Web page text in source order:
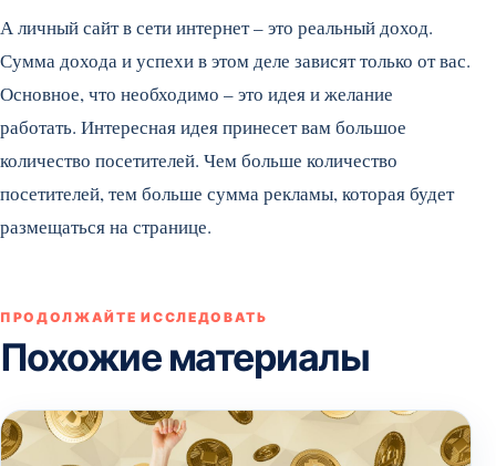
А личный сайт в сети интернет – это реальный доход.
Сумма дохода и успехи в этом деле зависят только от вас.
Основное, что необходимо – это идея и желание
работать. Интересная идея принесет вам большое
количество посетителей. Чем больше количество
посетителей, тем больше сумма рекламы, которая будет
размещаться на странице.
ПРОДОЛЖАЙТЕ ИССЛЕДОВАТЬ
Похожие материалы